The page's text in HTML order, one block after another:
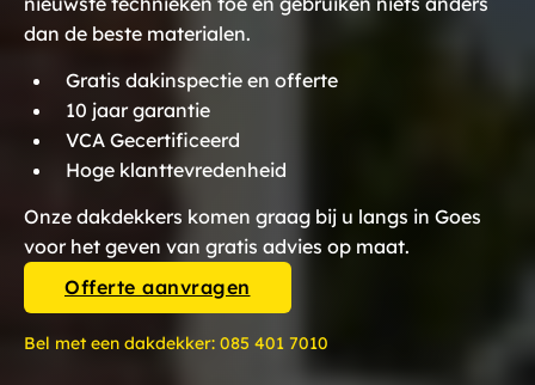
dan de beste materialen.
Gratis dakinspectie en offerte
10 jaar garantie
VCA Gecertificeerd
Hoge klanttevredenheid
Onze dakdekkers komen graag bij u langs in Goes
voor het geven van gratis advies op maat.
Offerte aanvragen
Bel met een dakdekker: 085 401 7010